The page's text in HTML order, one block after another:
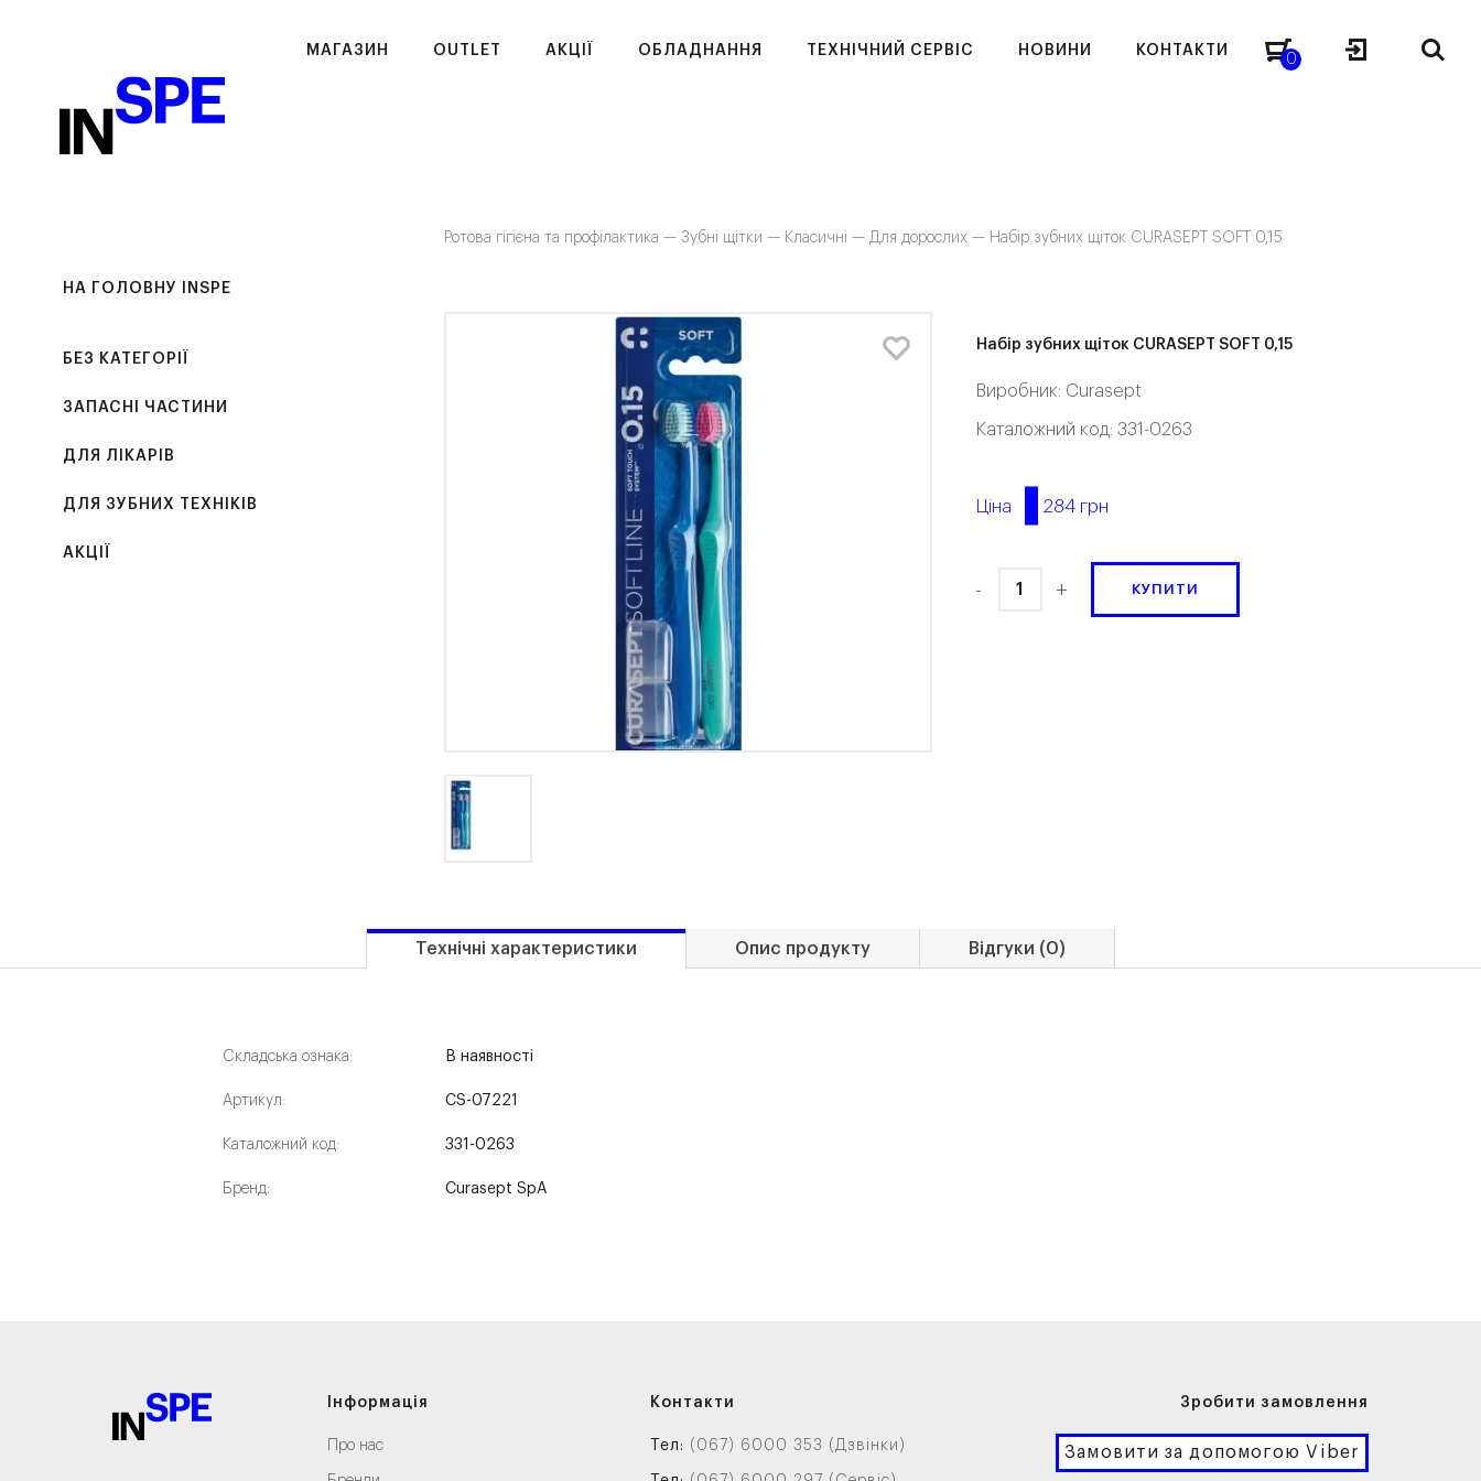
МАГАЗИН OUTLET АКЦІЇ ОБЛАДНАННЯ ТЕХНІЧНИЙ СЕРВІС НОВИНИ КОНТАКТИ
0
НА ГОЛОВНУ INSPE
БЕЗ КАТЕГОРІЇ
ЗАПАСНІ ЧАСТИНИ
ДЛЯ ЛІКАРІВ
ДЛЯ ЗУБНИХ ТЕХНІКІВ
АКЦІЇ
Ротова гігієна та профілактика —Зубні щітки — Класичні —Для дорослих — Набір зубних щіток CURASEPT SOFT 0,15
Набір зубних щіток CURASEPT SOFT 0,15
Виробник: Curasept
Каталожний код: 331-0263
Ціна 284 грн
- + КУПИТИ
Технічні характеристики Опис продукту Відгуки (0)
Складська ознака:
Артикул:
Каталожний код:
Бренд:
В наявності
CS-07221
331-0263
Curasept SpA
Інформація
Про нас
Контакти
Тел: (067) 6000 353 (Дзвінки)
Зробити замовлення
Замовити за допомогою Viber